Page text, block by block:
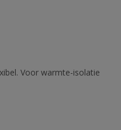
Voor warmte-isolatie